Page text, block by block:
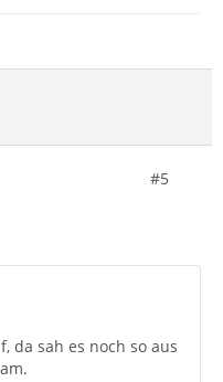
#5
da sah es noch so aus